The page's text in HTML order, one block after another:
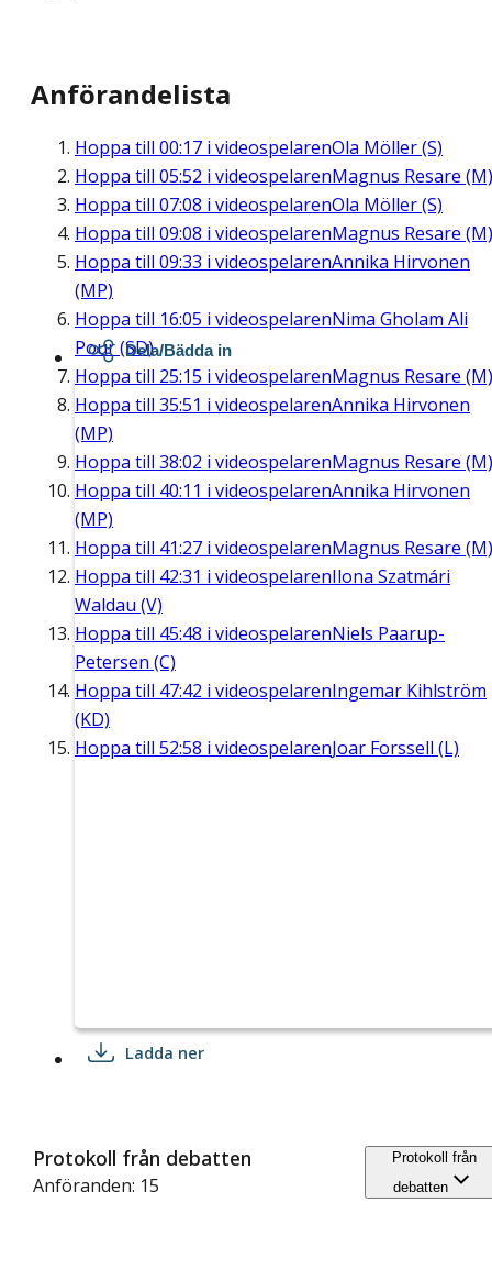
Anförandelista
Hoppa till 00:17 i videospelarenOla Möller (S)
Hoppa till 05:52 i videospelarenMagnus Resare (M)
Hoppa till 07:08 i videospelarenOla Möller (S)
Hoppa till 09:08 i videospelarenMagnus Resare (M)
Hoppa till 09:33 i videospelarenAnnika Hirvonen
(MP)
Hoppa till 16:05 i videospelarenNima Gholam Ali
Pour (SD)
Hoppa till 25:15 i videospelarenMagnus Resare (M)
Hoppa till 35:51 i videospelarenAnnika Hirvonen
(MP)
Hoppa till 38:02 i videospelarenMagnus Resare (M)
Hoppa till 40:11 i videospelarenAnnika Hirvonen
(MP)
Hoppa till 41:27 i videospelarenMagnus Resare (M)
Hoppa till 42:31 i videospelarenIlona Szatmári
Waldau (V)
Hoppa till 45:48 i videospelarenNiels Paarup-
Petersen (C)
Hoppa till 47:42 i videospelarenIngemar Kihlström
(KD)
Hoppa till 52:58 i videospelarenJoar Forssell (L)
Dela/Bädda in
Ladda ner
Protokoll från debatten
Anföranden: 15
Protokoll från
debatten